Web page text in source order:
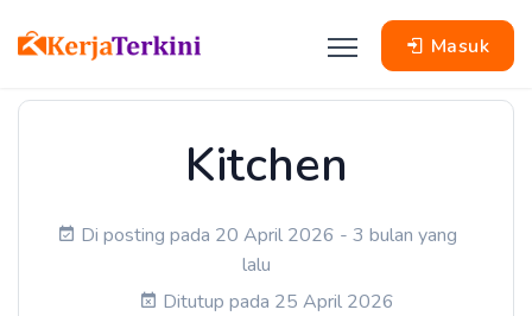
Masuk
Kitchen
Di posting pada 20 April 2026 - 3 bulan yang
lalu
Ditutup pada 25 April 2026